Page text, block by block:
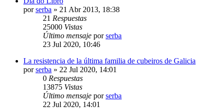
porserba » 21 Abr 2013, 18:38
21 Respuestas
25000 Vistas
Último mensaje porserba
23 Jul 2020, 10:46
La resistencia de la última familia de cubeiros de Galicia
porserba » 22 Jul 2020, 14:01
0 Respuestas
13875 Vistas
Último mensaje porserba
22 Jul 2020, 14:01